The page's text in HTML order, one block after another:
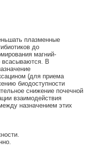
плазменные
до
магний-
всасываются. В
(для приема
биодоступности
снижение почечной
взаимодействия
назначением этих